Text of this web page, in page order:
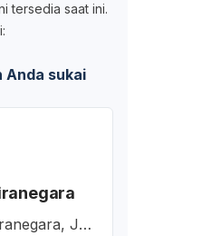
tersedia saat ini.
Anda sukai
Jal